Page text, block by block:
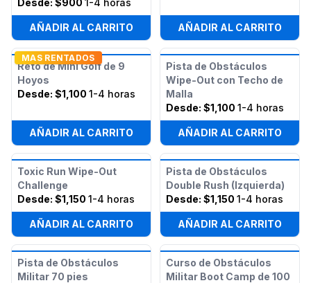
Desde: $900 1-4 horas
AÑADIR AL CARRITO AÑADIR AL CARRITO
MAS RENTADOS
Reto de Mini Golf de 9
Hoyos
Desde: $1,100 1-4 horas
AÑADIR AL CARRITO
Pista de Obstáculos
Wipe-Out con Techo de
Malla
Desde: $1,100 1-4 horas
AÑADIR AL CARRITO
Toxic Run Wipe-Out
Challenge
Desde: $1,150 1-4 horas
AÑADIR AL CARRITO
Pista de Obstáculos
Double Rush (Izquierda)
Desde: $1,150 1-4 horas
AÑADIR AL CARRITO
Pista de Obstáculos
Militar 70 pies
Curso de Obstáculos
Militar Boot Camp de 100